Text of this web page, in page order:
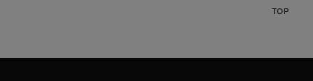
TOP